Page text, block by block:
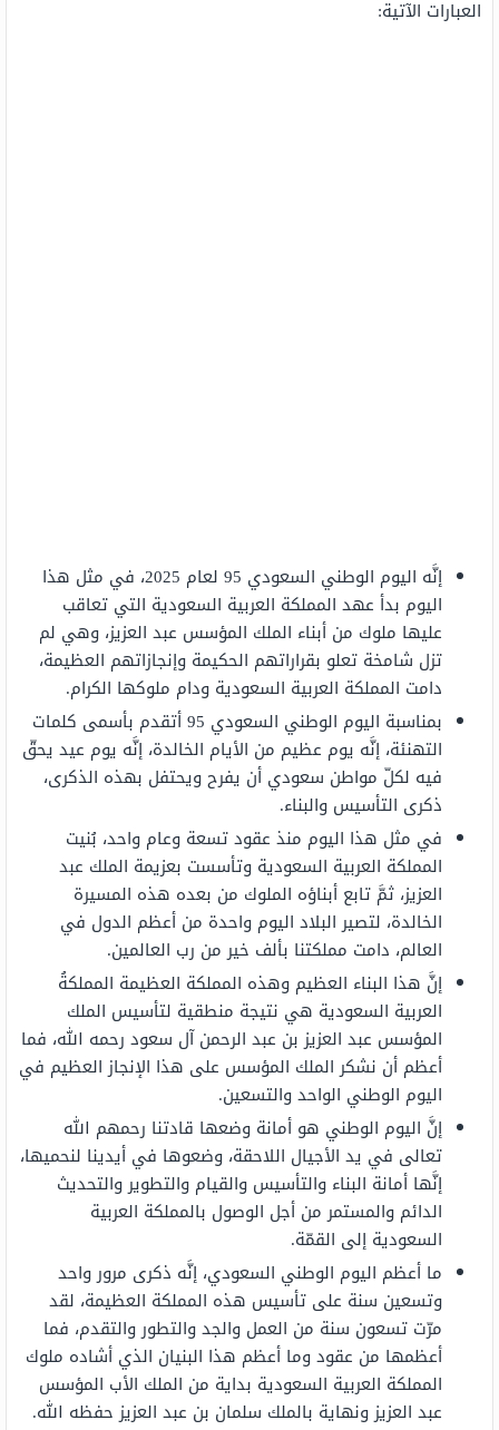
العبارات الآتية:
إنَّه اليوم الوطني السعودي 95 لعام 2025، في مثل هذا
اليوم بدأ عهد المملكة العربية السعودية التي تعاقب
عليها ملوك من أبناء الملك المؤسس عبد العزيز، وهي لم
تزل شامخة تعلو بقراراتهم الحكيمة وإنجازاتهم العظيمة،
دامت المملكة العربية السعودية ودام ملوكها الكرام.
بمناسبة اليوم الوطني السعودي 95 أتقدم بأسمى كلمات
التهنئة، إنَّه يوم عظيم من الأيام الخالدة، إنَّه يوم عيد يحقّ
فيه لكلّ مواطن سعودي أن يفرح ويحتفل بهذه الذكرى،
ذكرى التأسيس والبناء.
في مثل هذا اليوم منذ عقود تسعة وعام واحد، بُنيت
المملكة العربية السعودية وتأسست بعزيمة الملك عبد
العزيز، ثمَّ تابع أبناؤه الملوك من بعده هذه المسيرة
الخالدة، لتصير البلاد اليوم واحدة من أعظم الدول في
العالم، دامت مملكتنا بألف خير من رب العالمين.
إنَّ هذا البناء العظيم وهذه المملكة العظيمة المملكةُ
العربية السعودية هي نتيجة منطقية لتأسيس الملك
المؤسس عبد العزيز بن عبد الرحمن آل سعود رحمه الله، فما
أعظم أن نشكر الملك المؤسس على هذا الإنجاز العظيم في
اليوم الوطني الواحد والتسعين.
إنَّ اليوم الوطني هو أمانة وضعها قادتنا رحمهم الله
تعالى في يد الأجيال اللاحقة، وضعوها في أيدينا لنحميها،
إنَّها أمانة البناء والتأسيس والقيام والتطوير والتحديث
الدائم والمستمر من أجل الوصول بالمملكة العربية
السعودية إلى القمّة.
ما أعظم اليوم الوطني السعودي، إنَّه ذكرى مرور واحد
وتسعين سنة على تأسيس هذه المملكة العظيمة، لقد
مرّت تسعون سنة من العمل والجد والتطور والتقدم، فما
أعظمها من عقود وما أعظم هذا البنيان الذي أشاده ملوك
المملكة العربية السعودية بداية من الملك الأب المؤسس
عبد العزيز ونهاية بالملك سلمان بن عبد العزيز حفظه الله.